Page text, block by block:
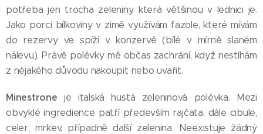
potřeba jen trocha zeleniny, která většinou v lednici je.
Jako porci bílkoviny v zimě využívám fazole, které mívám
do rezervy ve spíži v konzervě (bílé v mírně slaném
nálevu). Právě polévky mě občas zachrání, když nestíhám
z nějakého důvodu nakoupit nebo uvařit.
Minestrone je italská hustá zeleninová polévka. Mezi
obvyklé ingredience patří především rajčata, dále cibule,
celer, mrkev, případně další zelenina. Neexistuje žádný